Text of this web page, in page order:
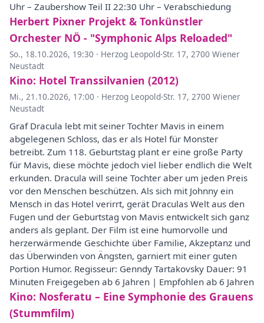
Uhr – Zaubershow Teil II 22:30 Uhr – Verabschiedung
Herbert Pixner Projekt & Tonkünstler
Orchester NÖ - "Symphonic Alps Reloaded"
So., 18.10.2026, 19:30 · Herzog Leopold-Str. 17, 2700 Wiener
Neustadt
Kino: Hotel Transsilvanien (2012)
Mi., 21.10.2026, 17:00 · Herzog Leopold-Str. 17, 2700 Wiener
Neustadt
Graf Dracula lebt mit seiner Tochter Mavis in einem
abgelegenen Schloss, das er als Hotel für Monster
betreibt. Zum 118. Geburtstag plant er eine große Party
für Mavis, diese möchte jedoch viel lieber endlich die Welt
erkunden. Dracula will seine Tochter aber um jeden Preis
vor den Menschen beschützen. Als sich mit Johnny ein
Mensch in das Hotel verirrt, gerät Draculas Welt aus den
Fugen und der Geburtstag von Mavis entwickelt sich ganz
anders als geplant. Der Film ist eine humorvolle und
herzerwärmende Geschichte über Familie, Akzeptanz und
das Überwinden von Ängsten, garniert mit einer guten
Portion Humor. Regisseur: Genndy Tartakovsky Dauer: 91
Minuten Freigegeben ab 6 Jahren | Empfohlen ab 6 Jahren
Kino: Nosferatu – Eine Symphonie des Grauens
(Stummfilm)